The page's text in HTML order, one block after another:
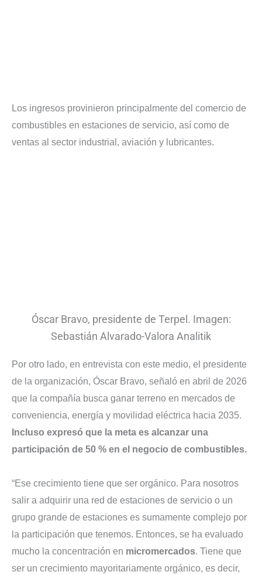
Los ingresos provinieron principalmente del comercio de
combustibles en estaciones de servicio, así como de
ventas al sector industrial, aviación y lubricantes.
Óscar Bravo, presidente de Terpel. Imagen:
Sebastián Alvarado-Valora Analitik
Por otro lado, en entrevista con este medio, el presidente
de la organización, Óscar Bravo, señaló en abril de 2026
que la compañía busca ganar terreno en mercados de
conveniencia, energía y movilidad eléctrica hacia 2035.
Incluso expresó que la meta es alcanzar una
participación de 50 % en el negocio de combustibles.
“Ese crecimiento tiene que ser orgánico. Para nosotros
salir a adquirir una red de estaciones de servicio o un
grupo grande de estaciones es sumamente complejo por
la participación que tenemos. Entonces, se ha evaluado
mucho la concentración en micromercados. Tiene que
ser un crecimiento mayoritariamente orgánico, es decir,